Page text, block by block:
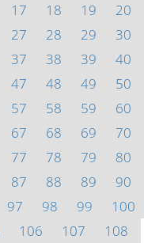
17 18 19
20
27 28 29
30
37 38 39
40
47 48 49
50
57 58 59
60
67 68 69
70
77 78 79
80
87 88 89
90
97 98 99
100
106 107
108